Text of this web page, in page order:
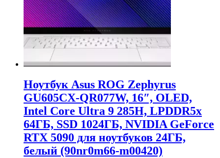
Ноутбук Asus ROG Zephyrus
GU605CX-QR077W, 16″, OLED,
Intel Core Ultra 9 285H, LPDDR5x
64ГБ, SSD 1024ГБ, NVIDIA GeForce
RTX 5090 для ноутбуков 24ГБ,
белый (90nr0m66-m00420)